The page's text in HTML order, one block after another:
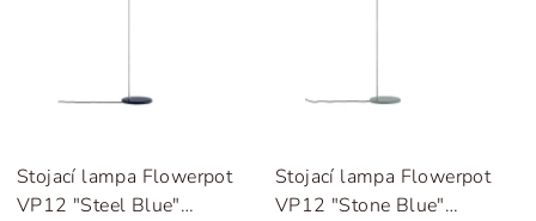
Stojací lampa Flowerpot
VP12 "Steel Blue"
Stojací lampa Flowerpot
VP12 "Stone Blue"